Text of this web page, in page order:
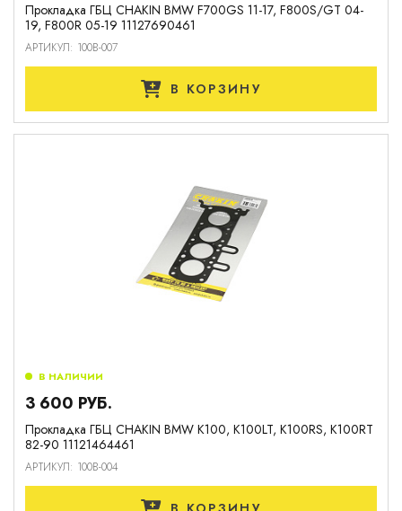
Прокладка ГБЦ CHAKIN BMW F700GS 11-17, F800S/GT 04-
19, F800R 05-19 11127690461
АРТИКУЛ: 100B-007
В КОРЗИНУ
Прокладка ГБЦ CHAKIN BMW K100, K100LT, K100RS, K100RT
82-90 11121464461
АРТИКУЛ: 100B-004
В НАЛИЧИИ
3 600 РУБ.